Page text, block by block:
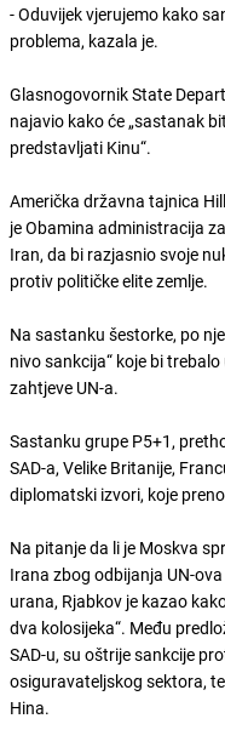
- Oduvijek vjerujemo kako
problema, kazala je.
Glasnogovornik State
najavio kako će „sastanak
predstavljati Kinu“.
Američka državna tajnica
je Obamina administracija
Iran, da bi razjasnio svoje
protiv političke elite zemlje.
Na sastanku šestorke, po
nivo sankcija“ koje bi
zahtjeve UN-a.
Sastanku grupe P5+1,
SAD-a, Velike Britanije,
diplomatski izvori, koje
Na pitanje da li je Moskva
Irana zbog odbijanja UN-
urana, Rjabkov je kazao
dva kolosijeka“. Među
SAD-u, su oštrije sankcije
osiguravateljskog sektora,
Hina.